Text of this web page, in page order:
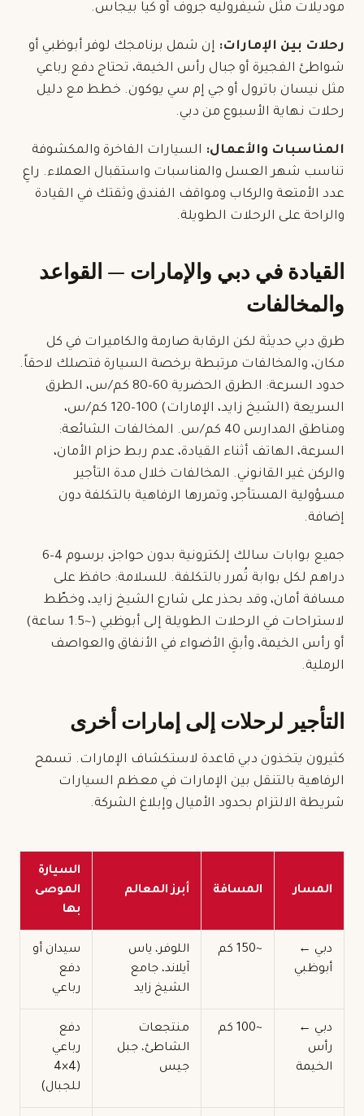
موديلات مثل شيفروليه جروف أو كيا بيجاس.
رحلات بين الإمارات: إن شمل برنامجك لوفر أبوظبي أو
شواطئ الفجيرة أو جبال رأس الخيمة، تحتاج دفع رباعي
مثل نيسان باترول أو جي إم سي يوكون. خطط مع دليل
رحلات نهاية الأسبوع من دبي.
المناسبات والأعمال: السيارات الفاخرة والمكشوفة
تناسب شهر العسل والمناسبات واستقبال العملاء. راعِ
عدد الأمتعة والركاب ومواقف الفندق وثقتك في القيادة
والراحة على الرحلات الطويلة.
القيادة في دبي والإمارات — القواعد
والمخالفات
طرق دبي حديثة لكن الرقابة صارمة والكاميرات في كل
مكان، والمخالفات مرتبطة برخصة السيارة فتصلك لاحقاً.
حدود السرعة: الطرق الحضرية 60–80 كم/س، الطرق
السريعة (الشيخ زايد، الإمارات) 100–120 كم/س،
ومناطق المدارس 40 كم/س. المخالفات الشائعة:
السرعة، الهاتف أثناء القيادة، عدم ربط حزام الأمان،
والركن غير القانوني. المخالفات خلال مدة التأجير
مسؤولية المستأجر، وتمررها الرفاهية بالتكلفة دون
إضافة.
جميع بوابات سالك
إلكترونية بدون حواجز، برسوم 4–6
دراهم لكل بوابة تُمرر بالتكلفة. للسلامة: حافظ على
مسافة أمان، وقد بحذر على شارع الشيخ زايد، وخطّط
لاستراحات في الرحلات الطويلة إلى أبوظبي (~1.5 ساعة)
أو رأس الخيمة، وأبقِ الأضواء في الأنفاق والعواصف
الرملية.
التأجير لرحلات إلى إمارات أخرى
كثيرون يتخذون دبي قاعدة لاستكشاف الإمارات. تسمح
الرفاهية بالتنقل بين الإمارات في معظم السيارات
شريطة الالتزام بحدود الأميال وإبلاغ الشركة.
المسار المسافة أبرز المعالم
السيارة
الموصى
بها
دبي ←
أبوظبي
~150 كم
اللوفر، ياس
آيلاند، جامع
الشيخ زايد
سيدان أو
دفع
رباعي
دبي ←
رأس
الخيمة
~100 كم
منتجعات
الشاطئ، جبل
جيس
دفع
رباعي
(4×4
للجبال)